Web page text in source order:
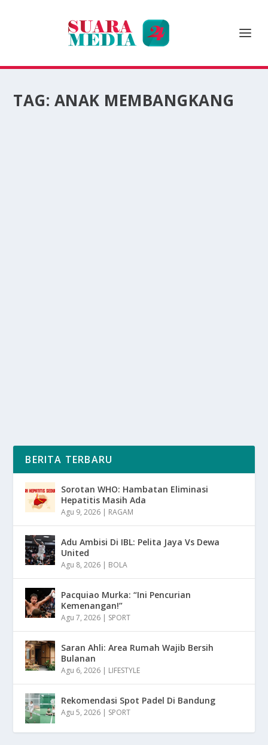
TAG: ANAK MEMBANGKANG
BERITA TERBARU
Sorotan WHO: Hambatan Eliminasi
Hepatitis Masih Ada
Agu 9, 2026 | RAGAM
Adu Ambisi Di IBL: Pelita Jaya Vs Dewa
United
Agu 8, 2026 | BOLA
Pacquiao Murka: “Ini Pencurian
Kemenangan!”
Agu 7, 2026 | SPORT
Saran Ahli: Area Rumah Wajib Bersih
Bulanan
Agu 6, 2026 | LIFESTYLE
Rekomendasi Spot Padel Di Bandung
Agu 5, 2026 | SPORT